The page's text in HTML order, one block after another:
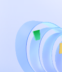
服务与支持